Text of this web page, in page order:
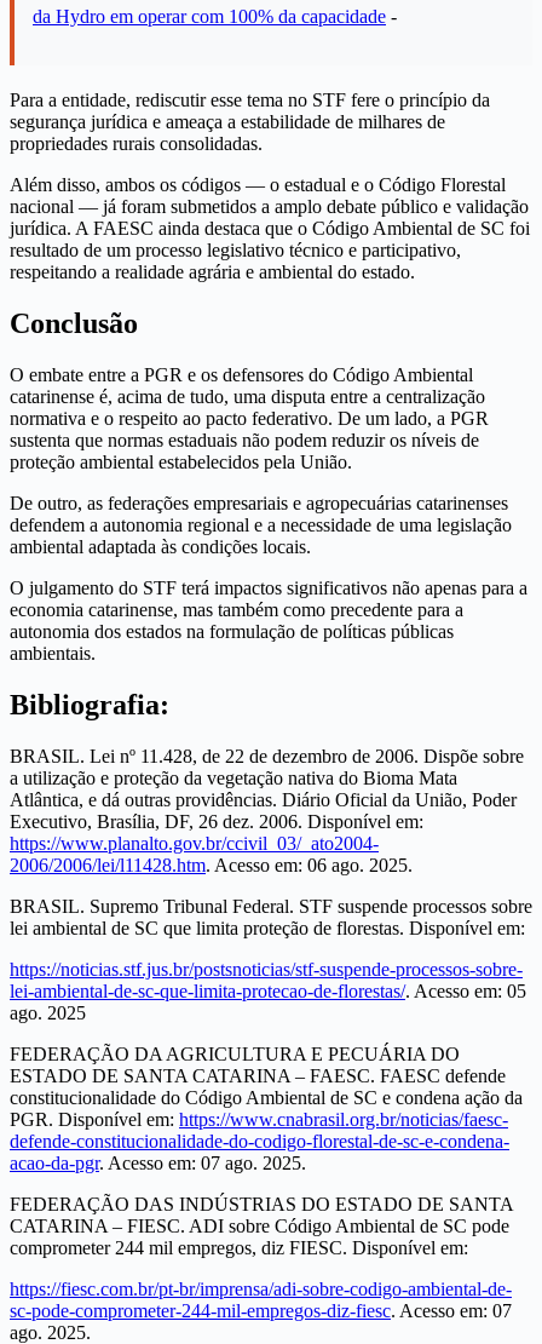
da Hydro em operar com 100% da capacidade -
Para a entidade, rediscutir esse tema no STF fere o princípio da
segurança jurídica e ameaça a estabilidade de milhares de
propriedades rurais consolidadas.
Além disso, ambos os códigos — o estadual e o Código Florestal
nacional — já foram submetidos a amplo debate público e validação
jurídica. A FAESC ainda destaca que o Código Ambiental de SC foi
resultado de um processo legislativo técnico e participativo,
respeitando a realidade agrária e ambiental do estado.
Conclusão
O embate entre a PGR e os defensores do Código Ambiental
catarinense é, acima de tudo, uma disputa entre a centralização
normativa e o respeito ao pacto federativo. De um lado, a PGR
sustenta que normas estaduais não podem reduzir os níveis de
proteção ambiental estabelecidos pela União.
De outro, as federações empresariais e agropecuárias catarinenses
defendem a autonomia regional e a necessidade de uma legislação
ambiental adaptada às condições locais.
O julgamento do STF terá impactos significativos não apenas para a
economia catarinense, mas também como precedente para a
autonomia dos estados na formulação de políticas públicas
ambientais.
Bibliografia:
BRASIL. Lei nº 11.428, de 22 de dezembro de 2006. Dispõe sobre
a utilização e proteção da vegetação nativa do Bioma Mata
Atlântica, e dá outras providências. Diário Oficial da União, Poder
Executivo, Brasília, DF, 26 dez. 2006. Disponível em:
https://www.planalto.gov.br/ccivil_03/_ato2004-
2006/2006/lei/l11428.htm. Acesso em: 06 ago. 2025.
BRASIL. Supremo Tribunal Federal. STF suspende processos sobre
lei ambiental de SC que limita proteção de florestas. Disponível em:
https://noticias.stf.jus.br/postsnoticias/stf-suspende-processos-sobre-
lei-ambiental-de-sc-que-limita-protecao-de-florestas/. Acesso em: 05
ago. 2025
FEDERAÇÃO DA AGRICULTURA E PECUÁRIA DO
ESTADO DE SANTA CATARINA – FAESC. FAESC defende
constitucionalidade do Código Ambiental de SC e condena ação da
PGR. Disponível em: https://www.cnabrasil.org.br/noticias/faesc-
defende-constitucionalidade-do-codigo-florestal-de-sc-e-condena-
acao-da-pgr. Acesso em: 07 ago. 2025.
FEDERAÇÃO DAS INDÚSTRIAS DO ESTADO DE SANTA
CATARINA – FIESC. ADI sobre Código Ambiental de SC pode
comprometer 244 mil empregos, diz FIESC. Disponível em:
https://fiesc.com.br/pt-br/imprensa/adi-sobre-codigo-ambiental-de-
sc-pode-comprometer-244-mil-empregos-diz-fiesc. Acesso em: 07
ago. 2025.